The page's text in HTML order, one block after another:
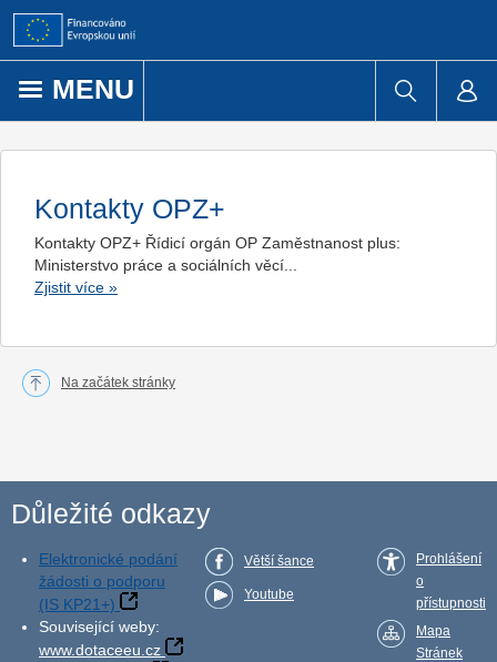
Přejít k obsahu
MENU
Kontakty OPZ+
Kontakty OPZ+ Řídicí orgán OP Zaměstnanost plus:
Ministerstvo práce a sociálních věcí...
Zjistit více »
Na začátek stránky
Důležité odkazy
Elektronické podání
žádosti o podporu
(IS KP21+)
Související weby:
www.dotaceeu.cz
Větší šance
Youtube
Prohlášení
o
přístupnosti
Mapa
Stránek